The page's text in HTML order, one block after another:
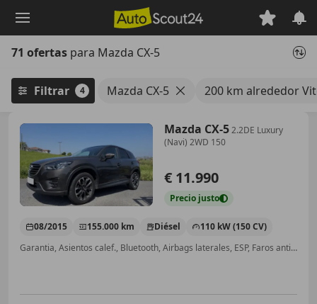
principal
71 ofertas para Mazda CX-5
Filtrar 4 Mazda CX-5 200 km alrededor
Mazda CX-52.2DE Luxury
(Navi) 2WD 150
€ 11.990
Precio justo
08/2015 155.000 km Diésel
110 kW (150 CV)
Garantia, Asientos calef., Bluetooth, Airbags laterales, ESP, Faros antiniebla